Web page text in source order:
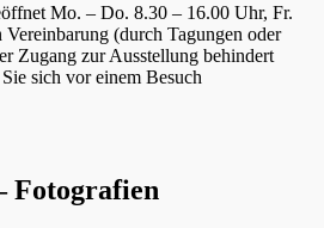
Mo. – Do. 8.30 – 16.00 Uhr, Fr.
(durch Tagungen oder
Zugang zur Ausstellung behindert
sich vor einem Besuch
Fotografien